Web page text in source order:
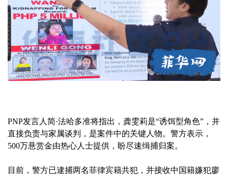
PNP发言人简·法哈多准将指出，龚雯莉是“诱饵型角色”，并
直接负责与家属谈判，是案件中的关键人物。警方表示，
500万悬赏金由热心人士提供，盼尽速缉捕归案。
目前，警方已逮捕两名菲律宾籍共犯，并接收中国籍嫌犯廖